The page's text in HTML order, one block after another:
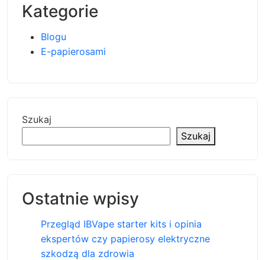
Kategorie
Blogu
E-papierosami
Szukaj
Szukaj
Ostatnie wpisy
Przegląd IBVape starter kits i opinia
ekspertów czy papierosy elektryczne
szkodzą dla zdrowia